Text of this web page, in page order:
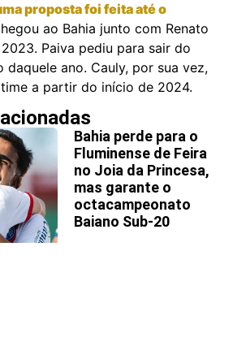
proposta foi feita até o
ao Bahia junto com Renato
Paiva pediu para sair do
daquele ano. Cauly, por sua vez,
a partir do início de 2024.
Bahia perde para o
Fluminense de Feira
no Joia da Princesa,
mas garante o
octacampeonato
Baiano Sub-20